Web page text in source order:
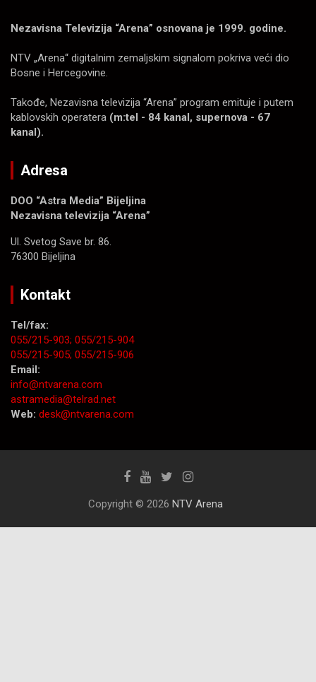
Nezavisna Televizija “Arena” osnovana je 1999. godine.
NTV „Arena“ digitalnim zemaljskim signalom pokriva veći dio
Bosne i Hercegovine.
Takođe, Nezavisna televizija “Arena” program emituje i putem
kablovskih operatera (m:tel - 84 kanal, supernova - 67
kanal).
Adresa
DOO “Astra Media” Bijeljina
Nezavisna televizija “Arena”
Ul. Svetog Save br. 86.
76300 Bijeljina
Kontakt
Tel/fax:
055/215-903; 055/215-904
055/215-905; 055/215-906
Email:
info@ntvarena.com
astramedia@telrad.net
Web: desk@ntvarena.com
Copyright © 2026 NTV Arena